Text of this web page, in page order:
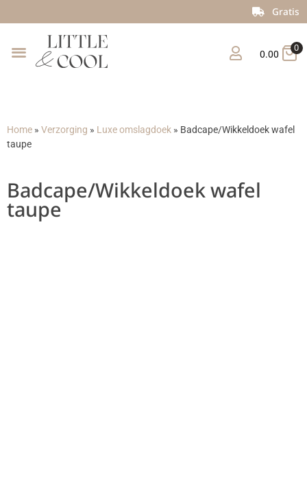
Gratis verzending vanaf €150
0.00
0
Home » Verzorging » Luxe omslagdoek » Badcape/Wikkeldoek wafel
taupe
Badcape/Wikkeldoek wafel
taupe